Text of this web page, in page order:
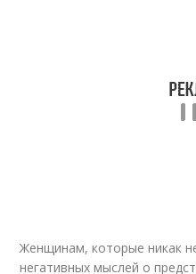
Женщинам, которые никак
негативных мыслей о